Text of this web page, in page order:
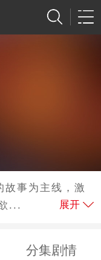
故事为主线，激
...
展开
分集剧情